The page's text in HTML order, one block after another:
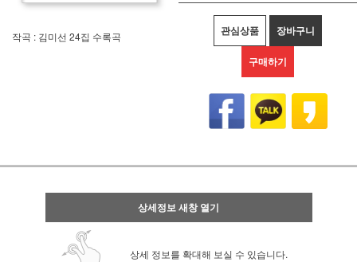
작곡 : 김미선 24집 수록곡 관심상품 장바구니
구매하기
상세정보 새창 열기
상세 정보를 확대해 보실 수 있습니다.